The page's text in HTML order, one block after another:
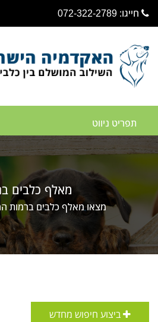
חייגו: 072-322-2789
מאלף כלבים
מצאו מאלף כלבים ברמות
ביצוע חיפוש מחדש